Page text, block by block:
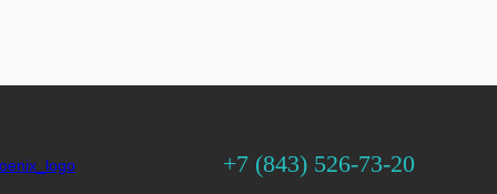
+7 (843) 526-73-20